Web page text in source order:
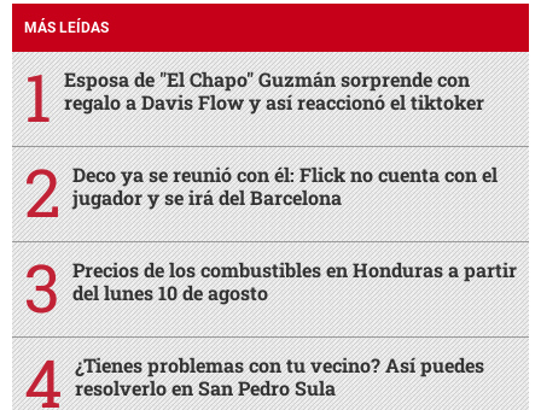
MÁS LEÍDAS
Esposa de "El Chapo" Guzmán sorprende con
regalo a Davis Flow y así reaccionó el tiktoker
Deco ya se reunió con él: Flick no cuenta con el
jugador y se irá del Barcelona
Precios de los combustibles en Honduras a partir
del lunes 10 de agosto
¿Tienes problemas con tu vecino? Así puedes
resolverlo en San Pedro Sula